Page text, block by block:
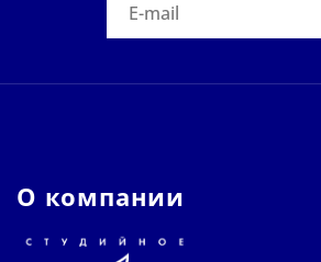
О компании